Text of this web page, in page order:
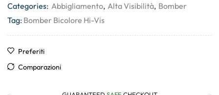
Categories: Abbigliamento, Alta Visibilità, Bomber
Tag: Bomber Bicolore Hi-Vis
Preferiti
Comparazioni